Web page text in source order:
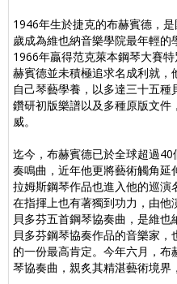
1946年生於捷克的布赫賓德，
歲成為維也納音樂學院最年輕的
1966年贏得范克萊本鋼琴大賽
赫賓德並未積極追求名成利就
自己琴藝學養，以多達三十五
鑽研初版樂譜以及多種原版文
威。
迄今，布赫賓德已於全球超過
奏鳴曲，近年他更將藝術觸角
拉姆斯鋼琴作品也進入他的巡演
在指揮上也有著獨到功力，由
貝多芬五首鋼琴協奏曲，是維
貝多芬鋼琴協奏作品的音樂家
的一份最高肯定。今年六月，
琴協奏曲，親炙其精湛藝術境界